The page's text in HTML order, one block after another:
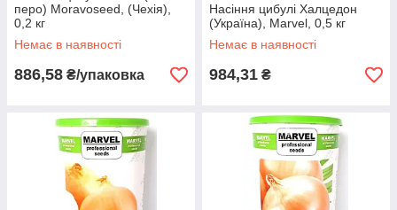
перо) Moravoseed, (Чехія),
0,2 кг
Немає в наявності
886,58 ₴/упаковка
Насіння цибулі Халцедон
(Україна), Marvel, 0,5 кг
Немає в наявності
984,31 ₴